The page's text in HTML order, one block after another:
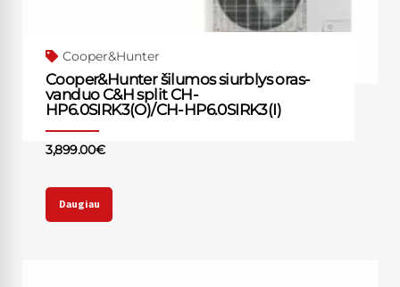
Cooper&Hunter
Cooper&Hunter šilumos siurblys oras-
vanduo C&H split CH-
HP6.0SIRK3(O)/CH-HP6.0SIRK3(I)
3,899.00€
Daugiau